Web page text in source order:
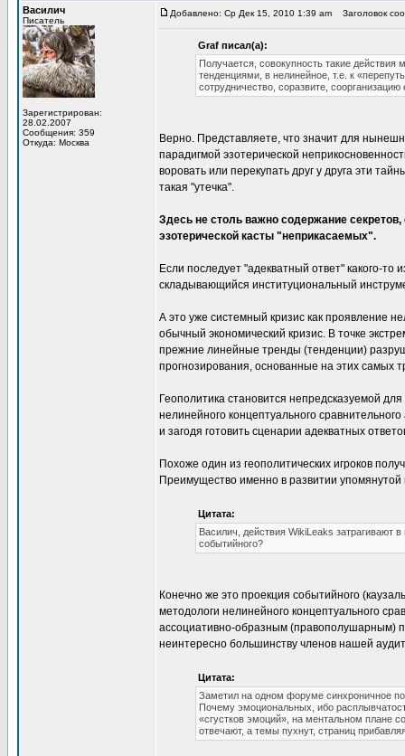
Василич
Писатель
Зарегистрирован:
28.02.2007
Сообщения: 359
Откуда: Москва
Добавлено: Ср Дек 15, 2010 1:39 am Заголовок
Graf писал(а):
Получается, совокупность такие
тенденциями, в нелинейное, т.е. к
сотрудничество, соразвите,
Верно. Представляете, что значит для
парадигмой эзотерической
воровать или перекупать друг у друга эти
такая "утечка".
Здесь не столь важно содержание
эзотерической касты "неприкасаемых".
Если последует "адекватный ответ" какого-то
складывающийся институциональный
А это уже системный кризис как проявление
обычный экономический кризис. В точке
прежние линейные тренды (тенденции)
прогнозирования, основанные на этих самых
Геополитика становится непредсказуемой
нелинейного концептуального
и загодя готовить сценарии адекватных
Похоже один из геополитических игроков
Преимущество именно в развитии упомянутой
Цитата:
Василич, действия WikiLeaks затрагивают
событийного?
Конечно же это проекция событийного
методологи нелинейного концептуального
ассоциативно-образным (правополушарным)
неинтересно большинству членов нашей
Цитата:
Заметил на одном форуме синхроничное
Почему эмоциональных, ибо
«сгустков эмоций», на ментальном плане
отвечают, а темы пухнут, страниц